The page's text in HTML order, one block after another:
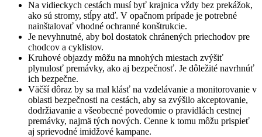
Na vidieckych cestách musí byť krajnica vždy bez prekážok,
ako sú stromy, stĺpy atď. V opačnom prípade je potrebné
nainštalovať vhodné ochranné konštrukcie.
Je nevyhnutné, aby bol dostatok chránených priechodov pre
chodcov a cyklistov.
Kruhové objazdy môžu na mnohých miestach zvýšiť
plynulosť premávky, ako aj bezpečnosť. Je dôležité navrhnúť
ich bezpečne.
Väčší dôraz by sa mal klásť na vzdelávanie a monitorovanie v
oblasti bezpečnosti na cestách, aby sa zvýšilo akceptovanie,
dodržiavanie a všeobecné povedomie o pravidlách cestnej
premávky, najmä tých nových. Cenne k tomu môžu prispieť
aj sprievodné imidžové kampane.